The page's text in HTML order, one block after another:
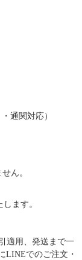
通関対応）
ん。
ます。
適用、発送まで一
LINEでのご注文・